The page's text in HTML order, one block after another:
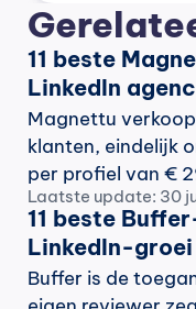
11 beste
LinkedIn
Magnettu
klanten, eindelijk
per profiel van €
alternatieven op
bewijs, juni 2026.
Laatste update: 30
11 beste
LinkedIn-
Buffer is de